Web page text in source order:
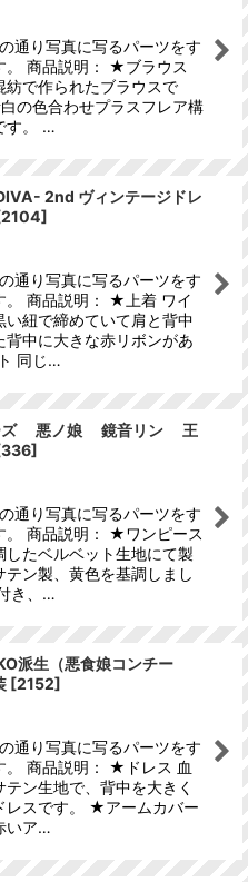
通り写真に写るパーツをす
。 商品説明： ★ブラウス
紡で作られたブラウスで
の色合わせプラスフレア構
す。 …
2nd ヴィンテージドレ
2104]
通り写真に写るパーツをす
。 商品説明： ★上着 ワイ
い紐で締めていて肩と背中
背中に大きな赤リボンがあ
同じ…
ズ 悪ノ娘 鏡音リン 王
336]
通り写真に写るパーツをす
。 商品説明： ★ワンピース
したベルベット生地にて製
ン製、黄色を基調しまし
き、…
派生（悪食娘コンチー
[2152]
通り写真に写るパーツをす
。 商品説明： ★ドレス 血
ン生地で、背中を大きく
レスです。 ★アームカバー
いア…